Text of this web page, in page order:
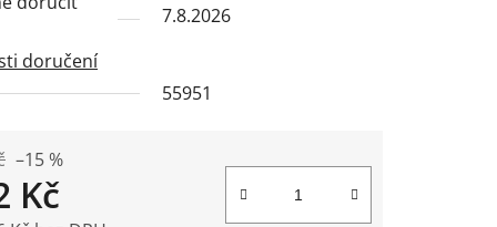
7.8.2026
doručení
55951
–15 %
Kč